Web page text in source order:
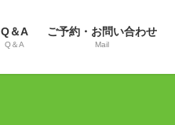
Q＆A
Q＆A
ご予約・お問い合わせ
Mail